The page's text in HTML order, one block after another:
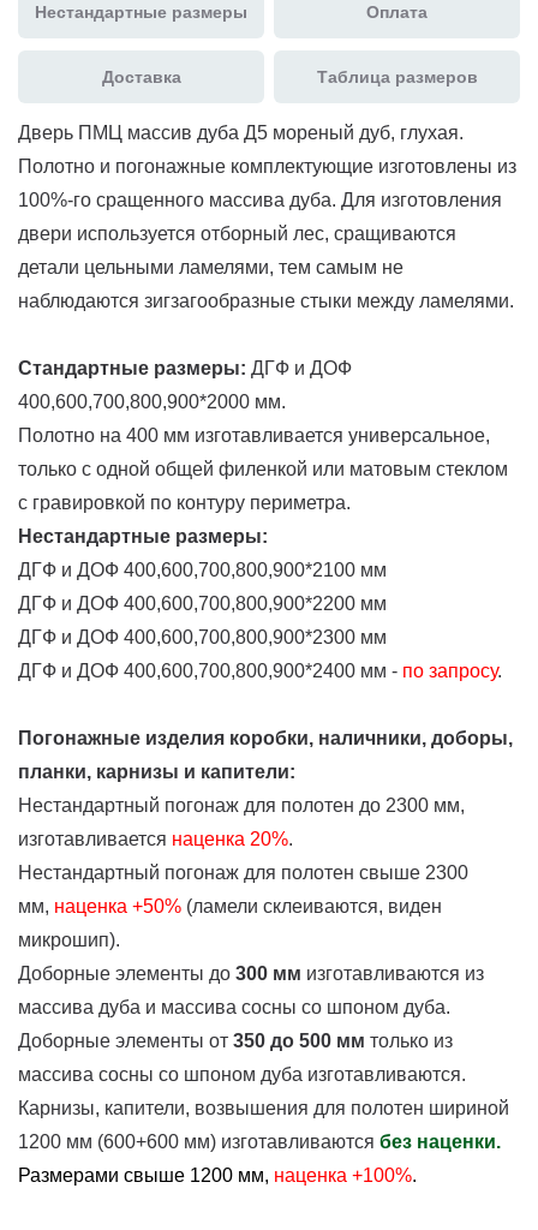
Нестандартные размеры Оплата
Доставка Таблица размеров
Дверь ПМЦ массив дуба Д5 мореный дуб, глухая.
Полотно и погонажные комплектующие изготовлены из
100%-го сращенного массива дуба. Для изготовления
двери используется отборный лес, сращиваются
детали цельными ламелями, тем самым не
наблюдаются зигзагообразные стыки между ламелями.
Стандартные размеры: ДГФ и ДОФ
400,600,700,800,900*2000 мм.
Полотно на 400 мм изготавливается универсальное,
только с одной общей филенкой или матовым стеклом
с гравировкой по контуру периметра.
Нестандартные размеры:
ДГФ и ДОФ 400,600,700,800,900*2100 мм
ДГФ и ДОФ 400,600,700,800,900*2200 мм
ДГФ и ДОФ 400,600,700,800,900*2300 мм
ДГФ и ДОФ 400,600,700,800,900*2400 мм - по запросу.
Погонажные изделия коробки, наличники, доборы,
планки, карнизы и капители:
Нестандартный погонаж для полотен до 2300 мм,
изготавливается наценка 20%.
Нестандартный погонаж для полотен свыше 2300
мм, наценка +50% (ламели склеиваются, виден
микрошип).
Доборные элементы до 300 мм изготавливаются из
массива дуба и массива сосны со шпоном дуба.
Доборные элементы от 350 до 500 мм только из
массива сосны со шпоном дуба изготавливаются.
Карнизы, капители, возвышения для полотен шириной
1200 мм (600+600 мм) изготавливаются без наценки.
Размерами свыше 1200 мм, наценка +100%.